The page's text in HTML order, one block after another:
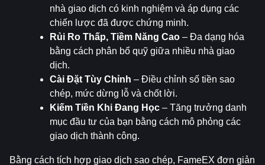
nhà giao dịch có kinh nghiệm và áp dụng các
chiến lược đã được chứng minh.
Rủi Ro Thấp, Tiềm Năng Cao – Đa dạng hóa
bằng cách phân bổ quỹ giữa nhiều nhà giao
dịch.
Cài Đặt Tùy Chỉnh – Điều chỉnh số tiền sao
chép, mức dừng lỗ và chốt lời.
Kiếm Tiền Khi Đang Học – Tăng trưởng danh
mục đầu tư của bạn bằng cách mô phỏng các
giao dịch thành công.
Bằng cách tích hợp giao dịch sao chép, FameEX đơn giản